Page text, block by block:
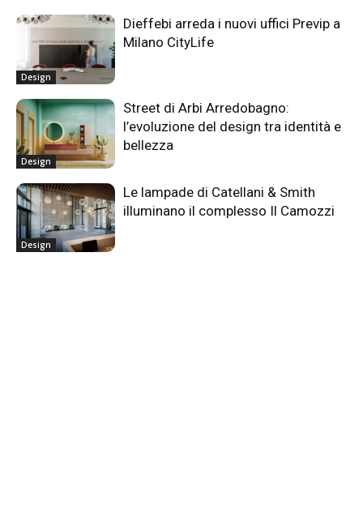
Design
Dieffebi arreda i nuovi uffici Previp a
Milano CityLife
Design
Street di Arbi Arredobagno:
l’evoluzione del design tra identità e
bellezza
Design
Le lampade di Catellani & Smith
illuminano il complesso Il Camozzi